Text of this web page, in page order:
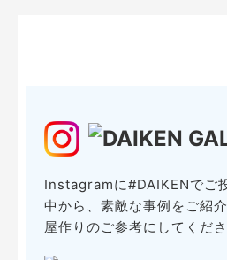
Instagramに#DAIKENでご
中から、素敵な事例をご紹
屋作りのご参考にしてくださ